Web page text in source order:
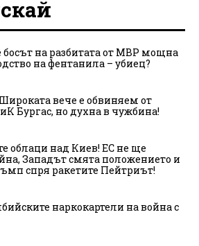
босът на разбитата от МВР мощна
на фентанила – убиец?
вече е обвиняем от
Бургас, но духна в чужбина!
облаци над Киев! ЕС не ще
Западът смята положението и
спря ракетите Пейтриът!
наркокартели на война с